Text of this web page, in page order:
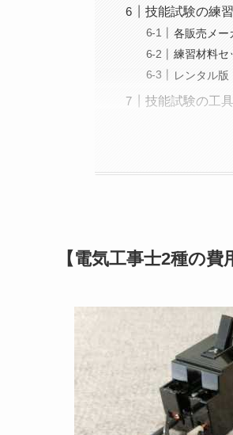
技能試験の練
各販売メー
練習材料セ
レンタル版
技能試験の工
【電気工事士2種の